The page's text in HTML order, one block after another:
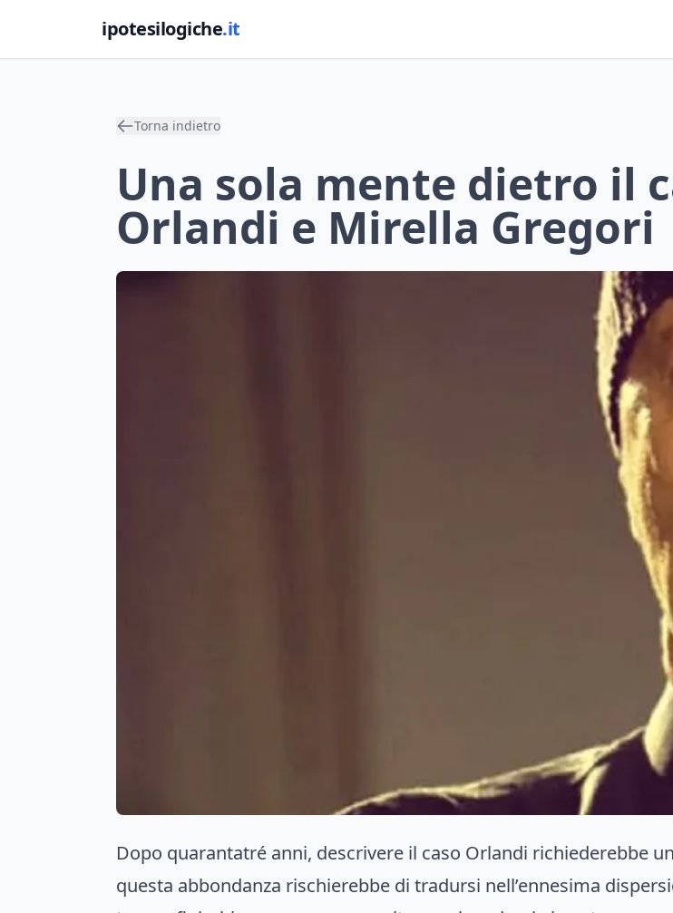
ipotesilogiche.it
Torna indietro
Una sola mente dietro il
Orlandi e Mirella Gregori
Dopo quarantatré anni, descrivere il caso Orlandi richiederebbe
questa abbondanza rischierebbe di tradursi nell’ennesima